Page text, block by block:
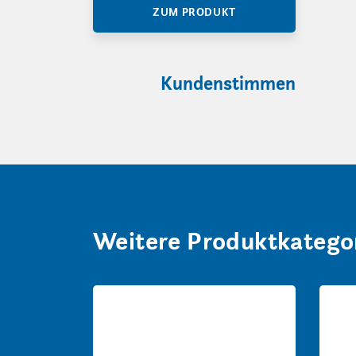
ZUM PRODUKT
Kundenstimmen
Weitere